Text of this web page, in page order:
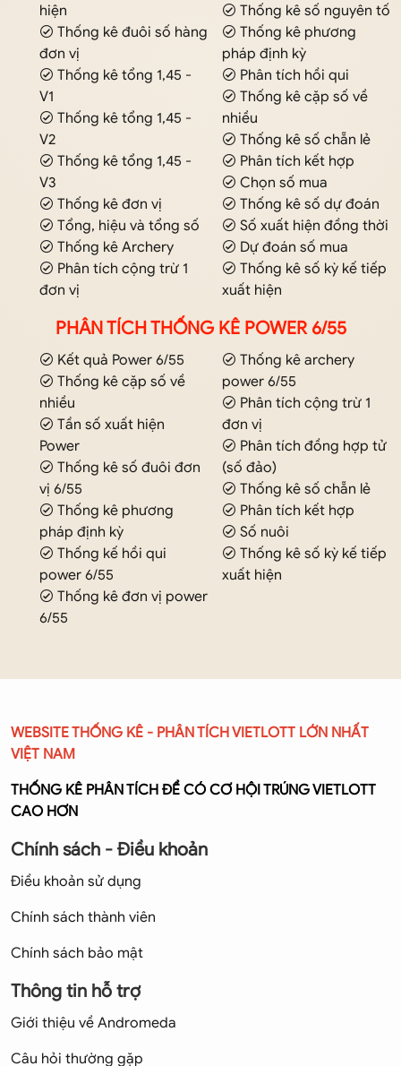
hiện
Thống kê đuôi số hàng
đơn vị
Thống kê tổng 1,45 -
V1
Thống kê tổng 1,45 -
V2
Thống kê tổng 1,45 -
V3
Thống kê đơn vị
Tổng, hiệu và tổng số
Thống kê Archery
Phân tích cộng trừ 1
đơn vị
Thống kê số nguyên tố
Thống kê phương
pháp định kỳ
Phân tích hồi qui
Thống kê cặp số về
nhiều
Thống kê số chẵn lẻ
Phân tích kết hợp
Chọn số mua
Thống kê số dự đoán
Số xuất hiện đồng thời
Dự đoán số mua
Thống kê số kỳ kế tiếp
xuất hiện
PHÂN TÍCH THỐNG KÊ POWER 6/55
Kết quả Power 6/55
Thống kê cặp số về
nhiều
Tần số xuất hiện
Power
Thống kê số đuôi đơn
vị 6/55
Thống kê phương
pháp định kỳ
Thống kế hồi qui
power 6/55
Thống kê đơn vị power
6/55
Thống kê archery
power 6/55
Phân tích cộng trừ 1
đơn vị
Phân tích đồng hợp tử
(số đảo)
Thống kê số chẵn lẻ
Phân tích kết hợp
Số nuôi
Thống kê số kỳ kế tiếp
xuất hiện
WEBSITE THỐNG KÊ - PHÂN TÍCH VIETLOTT LỚN NHẤT
VIỆT NAM
THỐNG KÊ PHÂN TÍCH ĐỂ CÓ CƠ HỘI TRÚNG VIETLOTT
CAO HƠN
Chính sách - Điều khoản
Điều khoản sử dụng
Chính sách thành viên
Chính sách bảo mật
Thông tin hỗ trợ
Giới thiệu về Andromeda
Câu hỏi thường gặp